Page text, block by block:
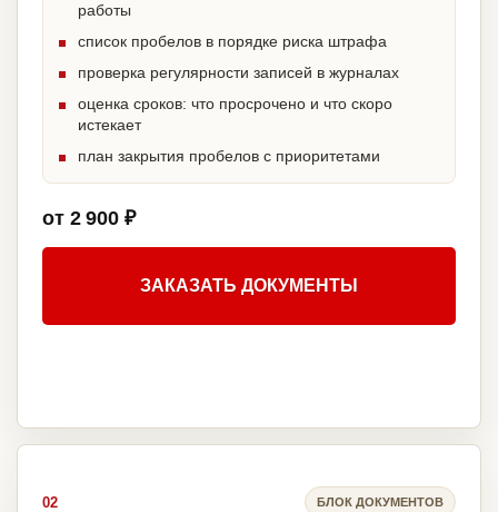
работы
список пробелов в порядке риска штрафа
проверка регулярности записей в журналах
оценка сроков: что просрочено и что скоро
истекает
план закрытия пробелов с приоритетами
от 2 900 ₽
ЗАКАЗАТЬ ДОКУМЕНТЫ
02 БЛОК ДОКУМЕНТОВ